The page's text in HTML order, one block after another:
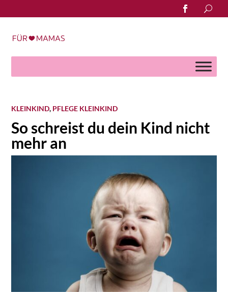
Search
for:
KLEINKIND, PFLEGE KLEINKIND
So schreist du dein Kind nicht
mehr an